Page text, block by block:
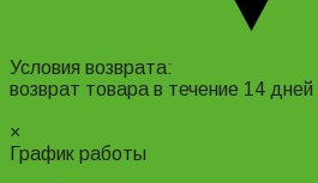
Условия возврата:
возврат товара в течение 14 дней
×
График работы